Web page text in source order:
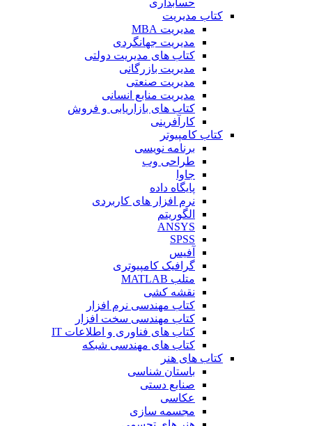
کتاب مدیریت
مدیریت MBA
مدیریت جهانگردی
کتاب های مدیریت دولتی
مدیریت بازرگانی
مدیریت صنعتی
مدیریت منابع انسانی
کتاب های بازاریابی و فروش
کارآفرینی
کتاب کامپیوتر
برنامه نویسی
طراحی وب
جاوا
پایگاه داده
نرم افزار های کاربردی
الگوریتم
ANSYS
SPSS
آفیس
گرافیک کامپیوتری
متلب MATLAB
نقشه کشی
کتاب مهندسی نرم افزار
کتاب مهندسی سخت افزار
کتاب های فناوری و اطلاعات IT
کتاب های مهندسی شبکه
کتاب های هنر
باستان شناسی
صنایع دستی
عکاسی
مجسمه سازی